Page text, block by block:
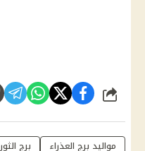
شارك
مواليد برج العذراء برج الثور